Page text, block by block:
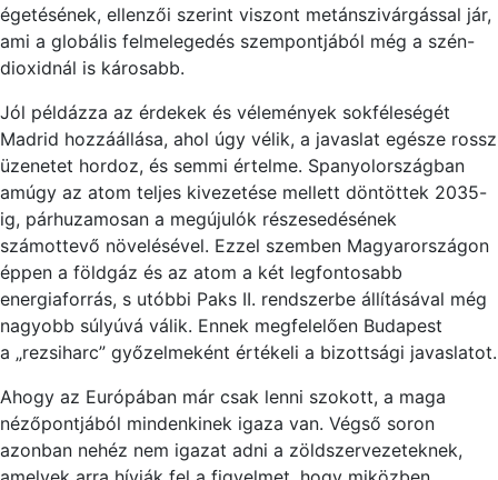
égetésének, ellenzői szerint viszont metánszivárgással jár,
ami a globális felmelegedés szempontjából még a szén-
dioxidnál is károsabb.
Jól példázza az érdekek és vélemények sokféleségét
Madrid hozzáállása, ahol úgy vélik, a javaslat egésze rossz
üzenetet hordoz, és semmi értelme. Spanyolországban
amúgy az atom teljes kivezetése mellett döntöttek 2035-
ig, párhuzamosan a megújulók részesedésének
számottevő növelésével. Ezzel szemben Magyarországon
éppen a földgáz és az atom a két legfontosabb
energiaforrás, s utóbbi Paks II. rendszerbe állításával még
nagyobb súlyúvá válik. Ennek megfelelően Budapest
a „rezsiharc” győzelmeként értékeli a bizottsági javaslatot.
Ahogy az Európában már csak lenni szokott, a maga
nézőpontjából mindenkinek igaza van. Végső soron
azonban nehéz nem igazat adni a zöldszervezeteknek,